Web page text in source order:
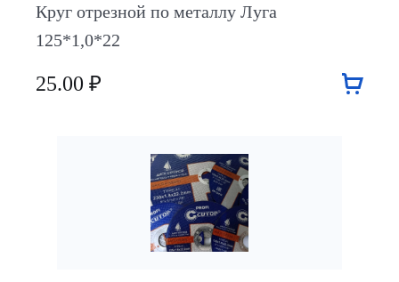
Круг отрезной по металлу Луга
125*1,0*22
25.00 ₽